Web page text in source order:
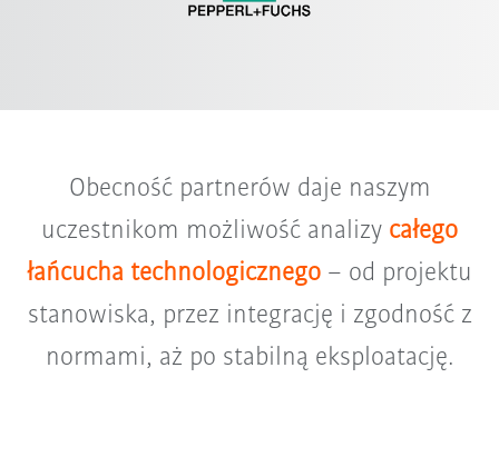
Obecność partnerów daje naszym
uczestnikom możliwość analizy całego
łańcucha technologicznego – od projektu
stanowiska, przez integrację i zgodność z
normami, aż po stabilną eksploatację.